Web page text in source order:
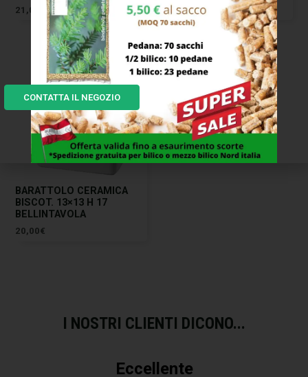
21,00 8,00€
BARATTOLO CERAMICA
BISCOT. 13×13 H 17
BELLINTAVOLA
20,00€
I NOSTRI CLIENTI DICONO...
Eccellente
CONTATTA IL NEGOZIO